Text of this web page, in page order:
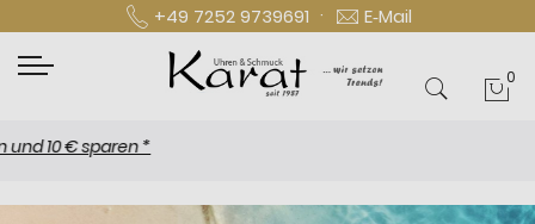
+49 7252 9739691 · E‑Mail
0
€ sparen *